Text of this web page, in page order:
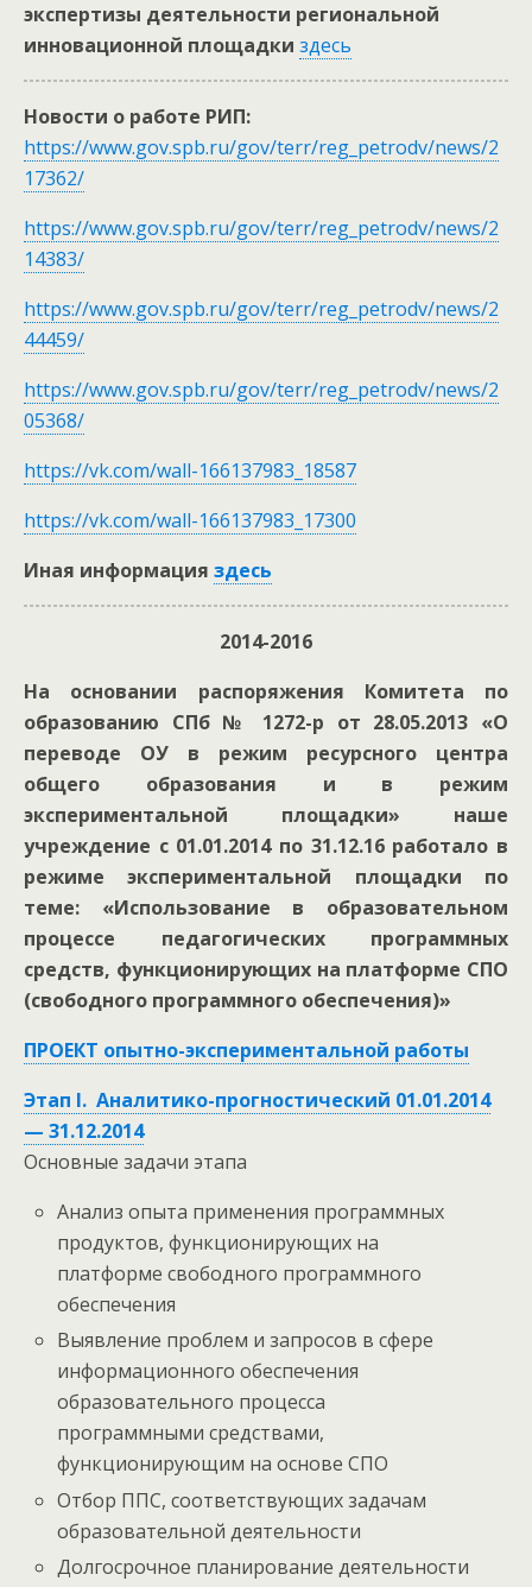
экспертизы деятельности региональной
инновационной площадки здесь
Новости о работе РИП:
https://www.gov.spb.ru/gov/terr/reg_petrodv/news/2
17362/
https://www.gov.spb.ru/gov/terr/reg_petrodv/news/2
14383/
https://www.gov.spb.ru/gov/terr/reg_petrodv/news/2
44459/
https://www.gov.spb.ru/gov/terr/reg_petrodv/news/2
05368/
https://vk.com/wall-166137983_18587
https://vk.com/wall-166137983_17300
Иная информация здесь
2014-2016
На основании распоряжения Комитета по
образованию СПб № 1272-р от 28.05.2013 «О
переводе ОУ в режим ресурсного центра
общего образования и в режим
экспериментальной площадки» наше
учреждение с 01.01.2014 по 31.12.16 работало в
режиме экспериментальной площадки по
теме: «Использование в образовательном
процессе педагогических программных
средств, функционирующих на платформе СПО
(свободного программного обеспечения)»
ПРОЕКТ опытно-экспериментальной работы
Этап I. Аналитико-прогностический 01.01.2014
— 31.12.2014
Основные задачи этапа
Анализ опыта применения программных
продуктов, функционирующих на
платформе свободного программного
обеспечения
Выявление проблем и запросов в сфере
информационного обеспечения
образовательного процесса
программными средствами,
функционирующим на основе СПО
Отбор ППС, соответствующих задачам
образовательной деятельности
Долгосрочное планирование деятельности